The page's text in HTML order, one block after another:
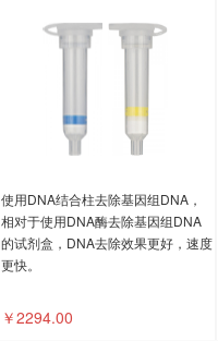
使用DNA结合柱去除基因组DNA，
相对于使用DNA酶去除基因组DNA
的试剂盒，DNA去除效果更好，速度
更快。
￥2294.00